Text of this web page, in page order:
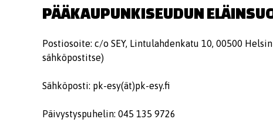
PÄÄKAUPUNKISEUDUN
Postiosoite: c/o SEY, Lintulahdenkatu 10, 00500
sähköpostitse)
Sähköposti: pk-esy(ät)pk-esy.fi
Päivystyspuhelin: 045 135 9726